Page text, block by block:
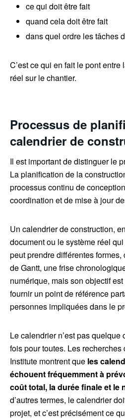
ce qui doit être fait
quand cela doit être fait
dans quel ordre les tâches
C’est ce qui en fait le pont
réel sur le chantier.
Processus de
calendrier de
Il est important de distinguer le
La planification de la
processus continu de
coordination et de mise à jour
Un calendrier de construction,
document ou le système réel
peut prendre différentes
de Gantt, une frise
numérique, mais son objectif
fournir un point de référence
personnes impliquées dans le
Le calendrier n’est pas quelque
fois pour toutes. Les
Institute montrent que les
échouent fréquemment à
coût total, la durée finale et le
d’autres termes, le calendrier
projet, et c’est précisément ce